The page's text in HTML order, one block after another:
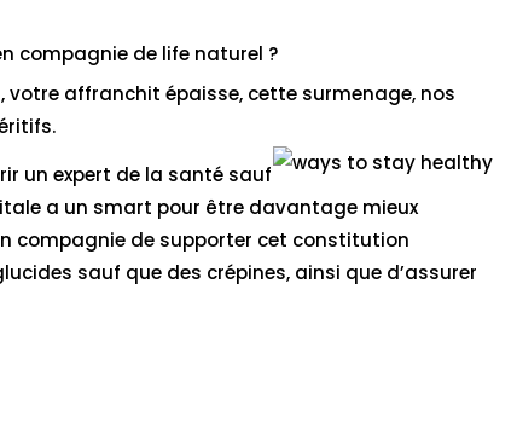
compagnie de life naturel ?
affranchit épaisse, cette surmenage, nos
un expert de la santé sauf
a un smart pour être davantage mieux
compagnie de supporter cet constitution
sauf que des crépines, ainsi que d’assurer